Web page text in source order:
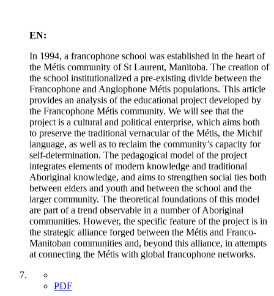
EN:
In 1994, a francophone school was established in the heart of
the Métis community of St Laurent, Manitoba. The creation of
the school institutionalized a pre-existing divide between the
Francophone and Anglophone Métis populations. This article
provides an analysis of the educational project developed by
the Francophone Métis community. We will see that the
project is a cultural and political enterprise, which aims both
to preserve the traditional vernacular of the Métis, the Michif
language, as well as to reclaim the community’s capacity for
self-determination. The pedagogical model of the project
integrates elements of modern knowledge and traditional
Aboriginal knowledge, and aims to strengthen social ties both
between elders and youth and between the school and the
larger community. The theoretical foundations of this model
are part of a trend observable in a number of Aboriginal
communities. However, the specific feature of the project is in
the strategic alliance forged between the Métis and Franco-
Manitoban communities and, beyond this alliance, in attempts
at connecting the Métis with global francophone networks.
PDF